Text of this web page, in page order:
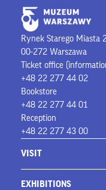
Rynek Starego Miasta
00-272 Warszawa
Ticket office
+48 22 277 44 02
Bookstore
+48 22 277 44 01
Reception
+48 22 277 43 00
VISIT
EXHIBITIONS